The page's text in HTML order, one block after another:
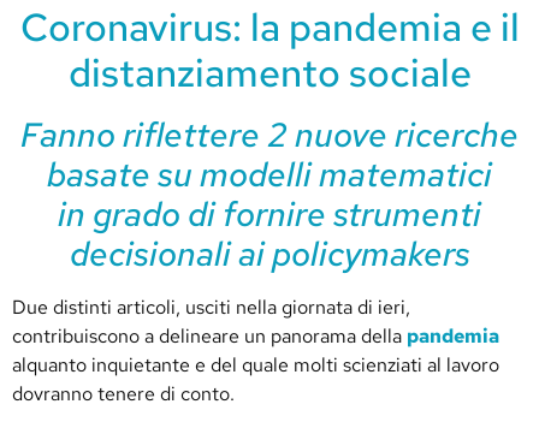
Coronavirus: la pandemia e il
distanziamento sociale
Fanno riflettere 2 nuove ricerche
basate su modelli matematici
in grado di fornire strumenti
decisionali ai policymakers
Due distinti articoli, usciti nella giornata di ieri,
contribuiscono a delineare un panorama della pandemia
alquanto inquietante e del quale molti scienziati al lavoro
dovranno tenere di conto.